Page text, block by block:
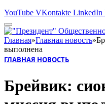
YouTube VKontakte LinkedIn
Главная»Главная новость»
выполнена
ГЛАВНАЯ НОВОСТЬ
Брейвик: